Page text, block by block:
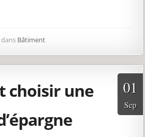
dans Bâtiment
choisir une
01
Sep